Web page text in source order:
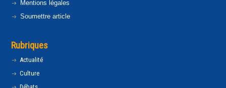
Mentions légales
Soumettre article
Rubriques
Actualité
Culture